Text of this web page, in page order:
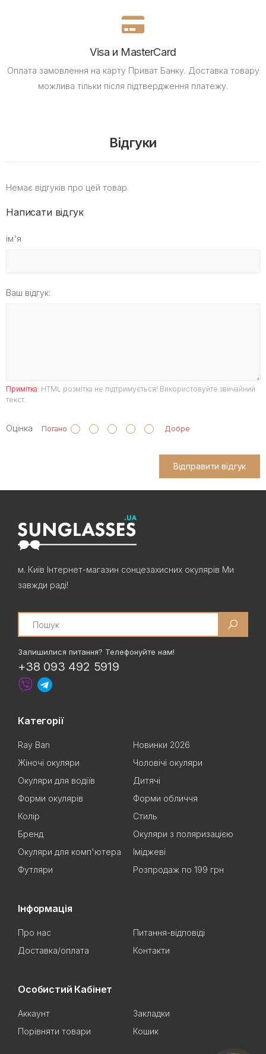
Visa и MasterCard
Оплата замовлення на карту Приват Банку. Доставка товару
можлива тільки після підтвердження платежу.
Відгуки
Немає відгуків про цей товар.
Написати відгук
ім'я
Ваш відгук:
Примітка: HTML розмітка не підтримується! Використовуйте звичайний
текст.
Оцінка Погано Добре
Відправити відгук
м. Київ Інтернет-магазин сонцезахисних окулярів Ми
завжди раді!
Search
Залишилися питання? Телефонуйте нам!
+38 093 492 5919
Категорії
Ray Ban
Новинки 2026
Жіночі окуляри
Чоловічі окуляри
Окуляри для водіїв
Дитячі
Форми окулярів
Форми обличчя
Колір
Стиль
Бренд
Окуляри з поляризацією
Окуляри для комп'ютера
Іміджеві
Футляри
Розпродаж по 199 грн
Інформація
Про нас
Питання-відповіді
Доставка/оплата
Контакти
Особистий Кабінет
Аккаунт
Закладки
Порівняти товари
Кошик